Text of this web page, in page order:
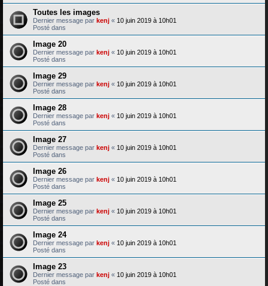
Toutes les images
Dernier message par kenj « 10 juin 2019 à 10h01
Posté dans
Image 20
Dernier message par kenj « 10 juin 2019 à 10h01
Posté dans
Image 29
Dernier message par kenj « 10 juin 2019 à 10h01
Posté dans
Image 28
Dernier message par kenj « 10 juin 2019 à 10h01
Posté dans
Image 27
Dernier message par kenj « 10 juin 2019 à 10h01
Posté dans
Image 26
Dernier message par kenj « 10 juin 2019 à 10h01
Posté dans
Image 25
Dernier message par kenj « 10 juin 2019 à 10h01
Posté dans
Image 24
Dernier message par kenj « 10 juin 2019 à 10h01
Posté dans
Image 23
Dernier message par kenj « 10 juin 2019 à 10h01
Posté dans